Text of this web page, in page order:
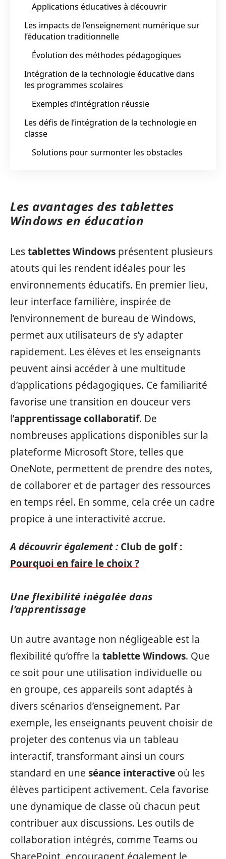
Applications éducatives à découvrir
Les impacts de l’enseignement numérique sur
l’éducation traditionnelle
Évolution des méthodes pédagogiques
Intégration de la technologie éducative dans
les programmes scolaires
Exemples d’intégration réussie
Les défis de l’intégration de la technologie en
classe
Solutions pour surmonter les obstacles
Les avantages des tablettes
Windows en éducation
Lestablettes Windows présentent plusieurs
atouts qui les rendent idéales pour les
environnements éducatifs. En premier lieu,
leur interface familière, inspirée de
l’environnement de bureau de Windows,
permet aux utilisateurs de s’y adapter
rapidement. Les élèves et les enseignants
peuvent ainsi accéder à une multitude
d’applications pédagogiques. Ce familiarité
favorise une transition en douceur vers
l’apprentissage collaboratif. De
nombreuses applications disponibles sur la
plateforme Microsoft Store, telles que
OneNote, permettent de prendre des notes,
de collaborer et de partager des ressources
en temps réel. En somme, cela crée un cadre
propice à une interactivité accrue.
A découvrir également : Club de golf :
Pourquoi en faire le choix ?
Une flexibilité inégalée dans
l’apprentissage
Un autre avantage non négligeable est la
flexibilité qu’offre la tablette Windows. Que
ce soit pour une utilisation individuelle ou
en groupe, ces appareils sont adaptés à
divers scénarios d’enseignement. Par
exemple, les enseignants peuvent choisir de
projeter des contenus via un tableau
interactif, transformant ainsi un cours
standard en une séance interactive où les
élèves participent activement. Cela favorise
une dynamique de classe où chacun peut
contribuer aux discussions. Les outils de
collaboration intégrés, comme Teams ou
SharePoint, encouragent également le